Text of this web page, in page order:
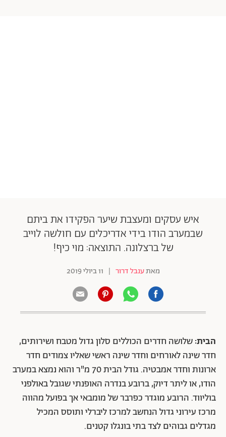
איש עסקים ומעצבת שיער הפקידו את ביתם
שבמערב הודו בידי אדריכלים עם חולשה לוייב
של ברצלונה. התוצאה: מוי כיף!
מאתענבל דרור | 11 ביולי 2019
הבית:שלושה חדרים הכוללים סלון גדול מטבח ושירותים,
חדר שינה לאורחים וחדר שינה ראשי שאליו צמודים חדר
ארונות וחדר אמבטיה. גודל הבית 70 מ"ר והוא נמצא במערב
הודו, או ליתר דיוק, ברובע בנדרה האופנתי שגובל באולפני
בוליווד. הרובע מוגדר כפרבר של מומבאי אך בפועל מהווה
מרכז עירוני גדול הנחשב למרכז ליברלי ותוסס המכיל
מגדלים גבוהים לצד בתי בונגלו קטנים.